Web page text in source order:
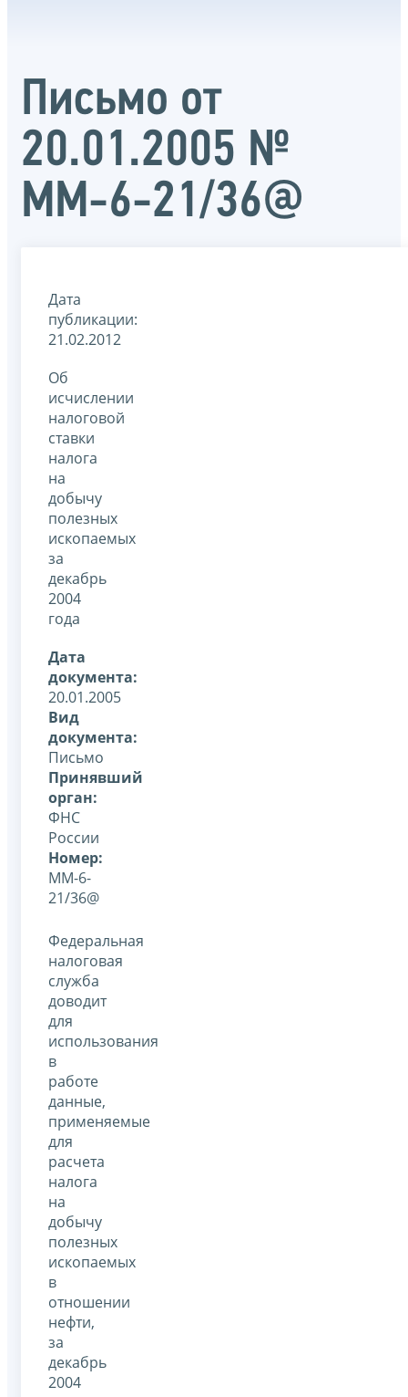
Письмо от
20.01.2005 №
ММ-6-21/36@
Дата
публикации:
21.02.2012
Об
исчислении
налоговой
ставки
налога
на
добычу
полезных
ископаемых
за
декабрь
2004
года
Дата
документа:
20.01.2005
Вид
документа:
Письмо
Принявший
орган:
ФНС
России
Номер:
ММ-6-
21/36@
Федеральная
налоговая
служба
доводит
для
использования
в
работе
данные,
применяемые
для
расчета
налога
на
добычу
полезных
ископаемых
в
отношении
нефти,
за
декабрь
2004